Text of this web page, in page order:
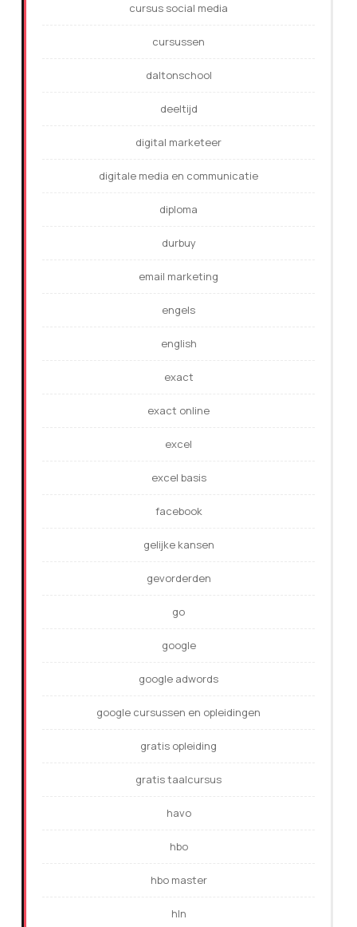
cursus social media
cursussen
daltonschool
deeltijd
digital marketeer
digitale media en communicatie
diploma
durbuy
email marketing
engels
english
exact
exact online
excel
excel basis
facebook
gelijke kansen
gevorderden
go
google
google adwords
google cursussen en opleidingen
gratis opleiding
gratis taalcursus
havo
hbo
hbo master
hln